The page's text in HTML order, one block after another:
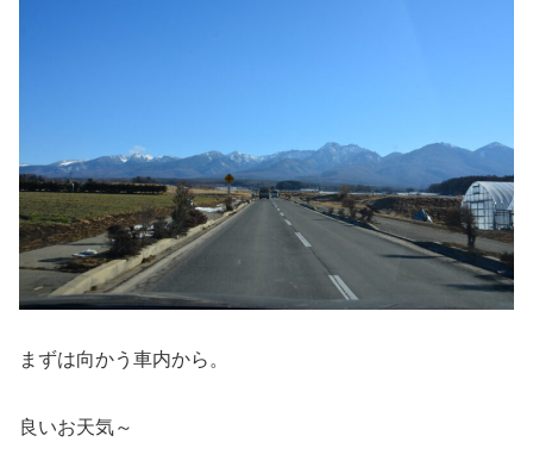
まずは向かう車内から。
良いお天気～